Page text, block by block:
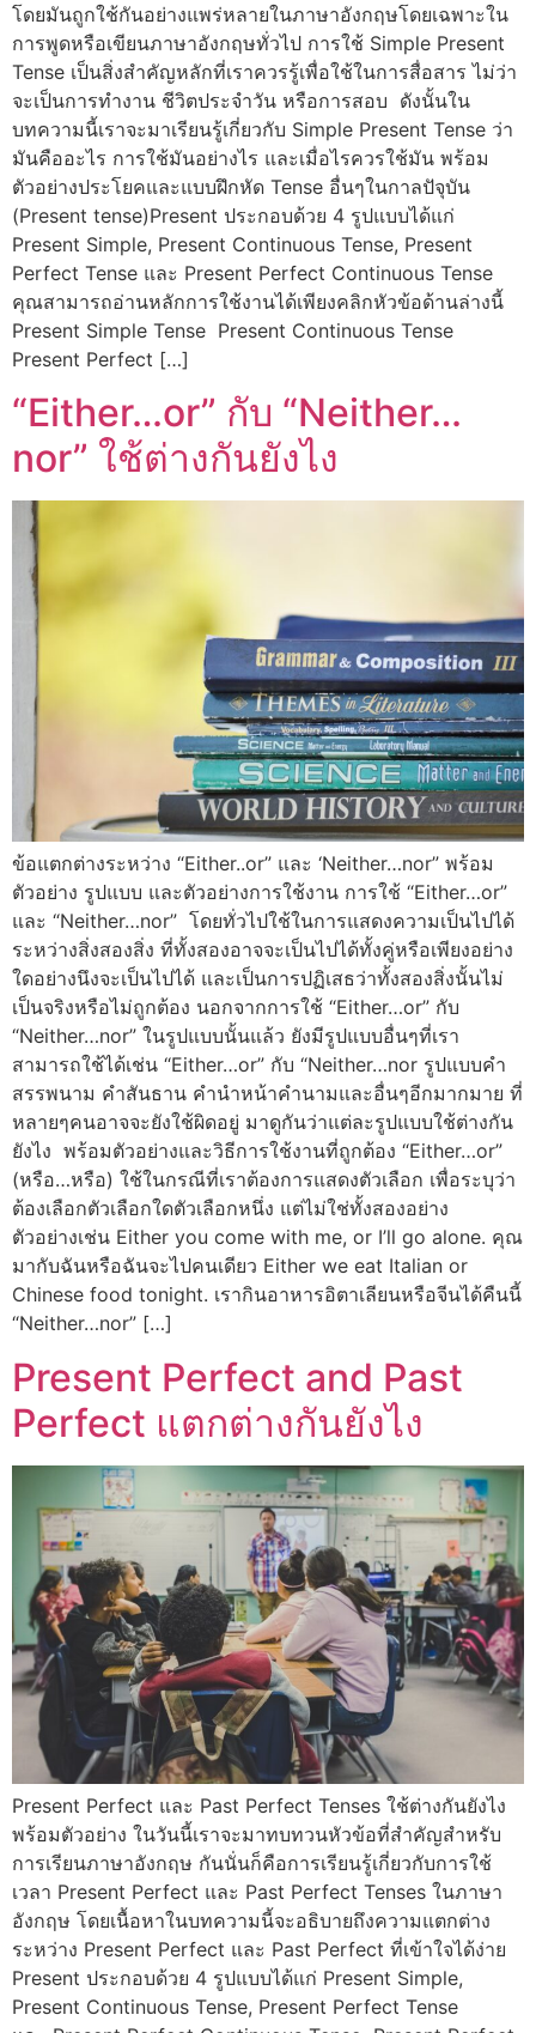
โดยมันถูกใช้กันอย่างแพร่หลายในภาษาอังกฤษโดยเฉพาะใน
การพูดหรือเขียนภาษาอังกฤษทั่วไป การใช้ Simple Present
Tense เป็นสิ่งสำคัญหลักที่เราควรรู้เพื่อใช้ในการสื่อสาร ไม่ว่า
จะเป็นการทำงาน ชีวิตประจำวัน หรือการสอบ ดังนั้นใน
บทความนี้เราจะมาเรียนรู้เกี่ยวกับ Simple Present Tense ว่า
มันคืออะไร การใช้มันอย่างไร และเมื่อไรควรใช้มัน พร้อม
ตัวอย่างประโยคและแบบฝึกหัด Tense อื่นๆในกาลปัจุบัน
(Present tense)Present ประกอบด้วย 4 รูปแบบได้แก่
Present Simple, Present Continuous Tense, Present
Perfect Tense และ Present Perfect Continuous Tense
คุณสามารถอ่านหลักการใช้งานได้เพียงคลิกหัวข้อด้านล่างนี้
Present Simple Tense Present Continuous Tense
Present Perfect […]
“Either…or” กับ “Neither…
nor” ใช้ต่างกันยังไง
ข้อแตกต่างระหว่าง “Either..or” และ ‘Neither…nor” พร้อม
ตัวอย่าง รูปแบบ และตัวอย่างการใช้งาน การใช้ “Either…or”
และ “Neither…nor” โดยทั่วไปใช้ในการแสดงความเป็นไปได้
ระหว่างสิ่งสองสิ่ง ที่ทั้งสองอาจจะเป็นไปได้ทั้งคู่หรือเพียงอย่าง
ใดอย่างนึงจะเป็นไปได้ และเป็นการปฏิเสธว่าทั้งสองสิ่งนั้นไม่
เป็นจริงหรือไม่ถูกต้อง นอกจากการใช้ “Either…or” กับ
“Neither…nor” ในรูปแบบนั้นแล้ว ยังมีรูปแบบอื่นๆที่เรา
สามารถใช้ได้เช่น “Either…or” กับ “Neither…nor รูปแบบคำ
สรรพนาม คำสันธาน คำนำหน้าคำนามและอื่นๆอีกมากมาย ที่
หลายๆคนอาจจะยังใช้ผิดอยู่ มาดูกันว่าแต่ละรูปแบบใช้ต่างกัน
ยังไง พร้อมตัวอย่างและวิธีการใช้งานที่ถูกต้อง “Either…or”
(หรือ…หรือ) ใช้ในกรณีที่เราต้องการแสดงตัวเลือก เพื่อระบุว่า
ต้องเลือกตัวเลือกใดตัวเลือกหนึ่ง แต่ไม่ใช่ทั้งสองอย่าง
ตัวอย่างเช่น Either you come with me, or I’ll go alone. คุณ
มากับฉันหรือฉันจะไปคนเดียว Either we eat Italian or
Chinese food tonight. เรากินอาหารอิตาเลียนหรือจีนได้คืนนี้
“Neither…nor” […]
Present Perfect and Past
Perfect แตกต่างกันยังไง
Present Perfect และ Past Perfect Tenses ใช้ต่างกันยังไง
พร้อมตัวอย่าง ในวันนี้เราจะมาทบทวนหัวข้อที่สำคัญสำหรับ
การเรียนภาษาอังกฤษ กันนั่นก็คือการเรียนรู้เกี่ยวกับการใช้
เวลา Present Perfect และ Past Perfect Tenses ในภาษา
อังกฤษ โดยเนื้อหาในบทความนี้จะอธิบายถึงความแตกต่าง
ระหว่าง Present Perfect และ Past Perfect ที่เข้าใจได้ง่าย
Present ประกอบด้วย 4 รูปแบบได้แก่ Present Simple,
Present Continuous Tense, Present Perfect Tense